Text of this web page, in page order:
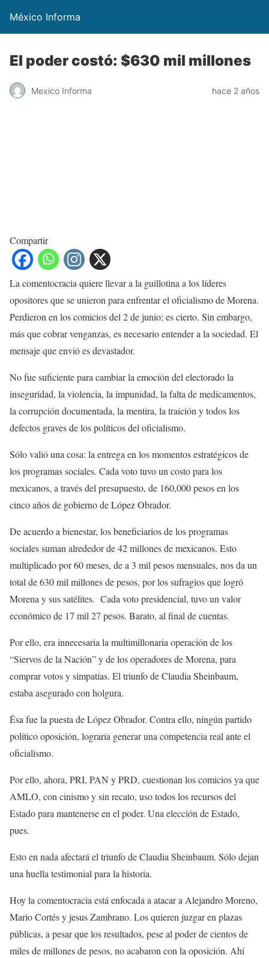
México Informa
El poder costó: $630 mil millones
Mexico Informa hace 2 años
Compartir
La comentocracia quiere llevar a la guillotina a los líderes
opositores que se unieron para enfrentar el oficialismo de Morena.
Perdieron en los comicios del 2 de junio; es cierto. Sin embargo,
más que cobrar venganzas, es necesario entender a la sociedad. El
mensaje que envió es devastador.
No fue suficiente para cambiar la emoción del electorado la
inseguridad, la violencia, la impunidad, la falta de medicamentos,
la corrupción documentada, la mentira, la traición y todos los
defectos graves de los políticos del oficialismo.
Sólo valió una cosa: la entrega en los momentos estratégicos de
los programas sociales. Cada voto tuvo un costo para los
mexicanos, a través del presupuesto, de 160,000 pesos en los
cinco años de gobierno de López Obrador.
De acuerdo a bienestar, los beneficiarios de los programas
sociales suman alrededor de 42 millones de mexicanos. Esto
multiplicado por 60 meses, de a 3 mil pesos mensuales, nos da un
total de 630 mil millones de pesos, por los sufragios que logró
Morena y sus satélites. Cada voto presidencial, tuvo un valor
económico de 17 mil 27 pesos. Barato, al final de cuentas.
Por ello, era innecesaria la multimillonaria operación de los
“Siervos de la Nación” y de los operadores de Morena, para
comprar votos y simpatías. El triunfo de Claudia Sheinbaum,
estaba asegurado con holgura.
Ésa fue la puesta de López Obrador. Contra ello, ningún partido
político oposición, lograría generar una competencia real ante el
oficialismo.
Por ello, ahora, PRI, PAN y PRD, cuestionan los comicios ya que
AMLO, con cinismo y sin recato, uso todos los recursos del
Estado para mantenerse en el poder. Una elección de Estado,
pues.
Esto en nada afectará el triunfo de Claudia Sheinbaum. Sólo dejan
una huella testimonial para la historia.
Hoy la comentocracia está enfocada a atacar a Alejandro Moreno,
Mario Cortés y jesus Zambrano. Los quieren juzgar en plazas
públicas, a pesar que los resultados, pese al poder de cientos de
miles de millones de pesos, no acabaron con la oposición. Ahí